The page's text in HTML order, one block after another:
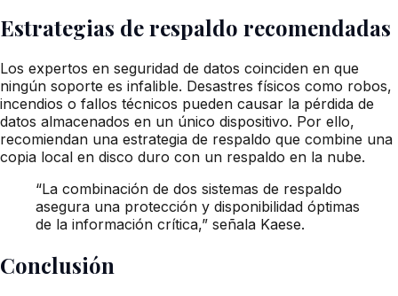
Estrategias de respaldo recomendadas
Los expertos en seguridad de datos coinciden en que
ningún soporte es infalible. Desastres físicos como robos,
incendios o fallos técnicos pueden causar la pérdida de
datos almacenados en un único dispositivo. Por ello,
recomiendan una estrategia de respaldo que combine una
copia local en disco duro con un respaldo en la nube.
“La combinación de dos sistemas de respaldo
asegura una protección y disponibilidad óptimas
de la información crítica,” señala Kaese.
Conclusión